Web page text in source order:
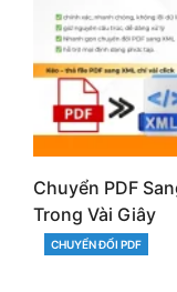
Chuyển PDF
Trong Vài Giây
CATEGORIES
CHUYỂN ĐỔI PDF